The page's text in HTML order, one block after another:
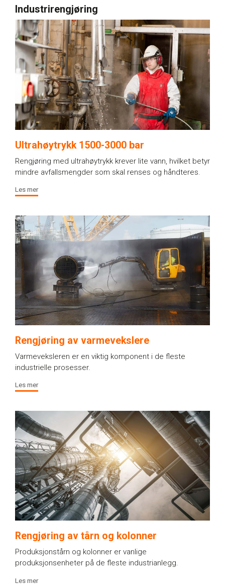
Industrirengjøring​
Ultrahøytrykk 1500-3000 bar
Rengjøring med ultrahøytrykk krever lite vann, hvilket betyr
mindre avfallsmengder som skal renses og håndteres.
Les mer
Rengjøring av varmevekslere
Varmeveksleren er en viktig komponent i de fleste
industrielle prosesser.
Les mer
Rengjøring av tårn og kolonner
Produksjonstårn og kolonner er vanlige
produksjonsenheter på de fleste industrianlegg.
Les mer